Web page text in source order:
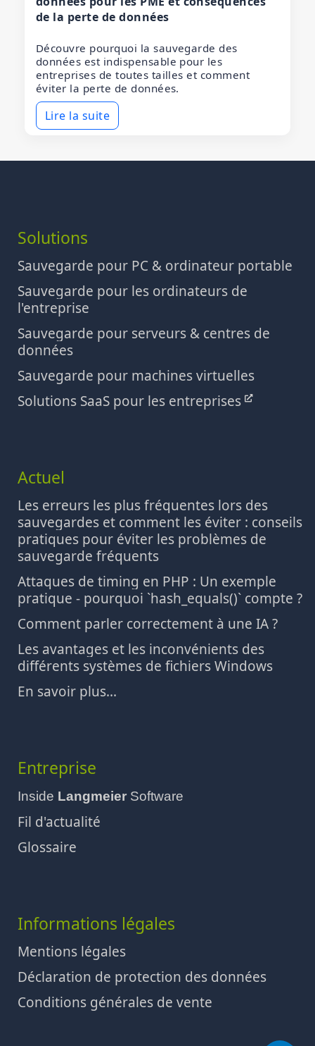
de la perte de données
Découvre pourquoi la sauvegarde des
données est indispensable pour les
entreprises de toutes tailles et comment
éviter la perte de données.
Lire la suite
Solutions
Sauvegarde pour PC & ordinateur portable
Sauvegarde pour les ordinateurs de
l'entreprise
Sauvegarde pour serveurs & centres de
données
Sauvegarde pour machines virtuelles
Solutions SaaS pour les entreprises
Actuel
Les erreurs les plus fréquentes lors des
sauvegardes et comment les éviter : conseils
pratiques pour éviter les problèmes de
sauvegarde fréquents
Attaques de timing en PHP : Un exemple
pratique - pourquoi `hash_equals()` compte ?
Comment parler correctement à une IA ?
Les avantages et les inconvénients des
différents systèmes de fichiers Windows
En savoir plus...
Entreprise
Inside Langmeier Software
Fil d'actualité
Glossaire
Informations légales
Mentions légales
Déclaration de protection des données
Conditions générales de vente